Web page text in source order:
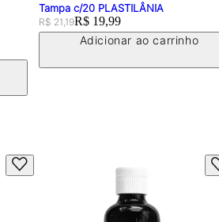
Tampa c/20 PLASTILÂNIA
Original price:
R$ 21,19Price:
R$ 19,99
Adicionar ao carrinho